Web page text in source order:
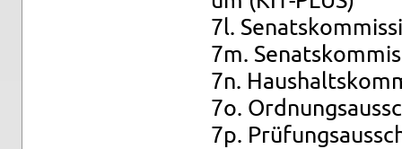
7l.
7m.
7n.
7o.
7p.